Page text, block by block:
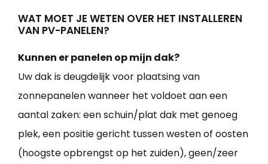
WAT MOET JE WETEN OVER HET INSTALLEREN
VAN PV-PANELEN?
Kunnen er panelen op mijn dak?
Uw dak is deugdelijk voor plaatsing van
zonnepanelen wanneer het voldoet aan een
aantal zaken: een schuin/plat dak met genoeg
plek, een positie gericht tussen westen of oosten
(hoogste opbrengst op het zuiden), geen/zeer